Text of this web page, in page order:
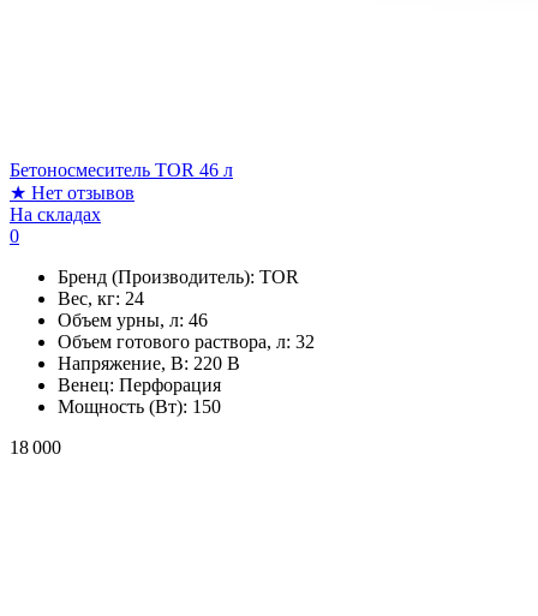
Бетоносмеситель TOR 46 л
★ Нет отзывов
На складах
0
Бренд (Производитель): TOR
Вес, кг: 24
Объем урны, л: 46
Объем готового раствора, л: 32
Напряжение, В: 220 В
Венец: Перфорация
Мощность (Вт): 150
18 000